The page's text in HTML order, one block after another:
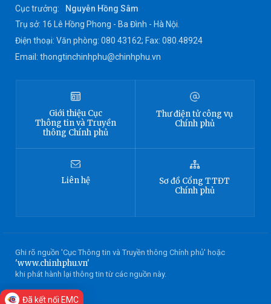
Cục trưởng:
Nguyễn Hồng Sâm
Trụ sở: 16 Lê Hồng Phong - Ba Đình - Hà Nội.
Điện thoại: Văn phòng: 080 43162; Fax: 080.48924
Email: thongtinchinhphu@chinhphu.vn
Giới thiệu Cục
Thông tinvà Truyền
thông Chính phủ
Thư điện tử công vụ
Chính phủ
Liên hệ Sơ đồ Cổng TTĐT
Chính phủ
Ghi rõ nguồn 'Cục Thông tin và Truyền thông Chính phủ' hoặc
'www.chinhphu.vn'
khi phát hành lại thông tin từ các nguồn này.
Đã kết nối EMC